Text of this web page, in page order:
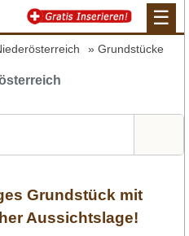
☰
Grundstücke
Grundstück mit
Aussichtslage!